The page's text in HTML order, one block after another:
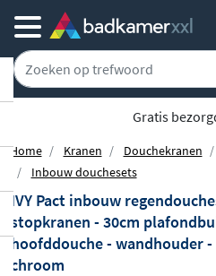
Gratis
Home Kranen Douchekranen
Inbouw douchesets
IVY Pact inbouw
stopkranen - 30cm
hoofddouche - wandhouder
chroom